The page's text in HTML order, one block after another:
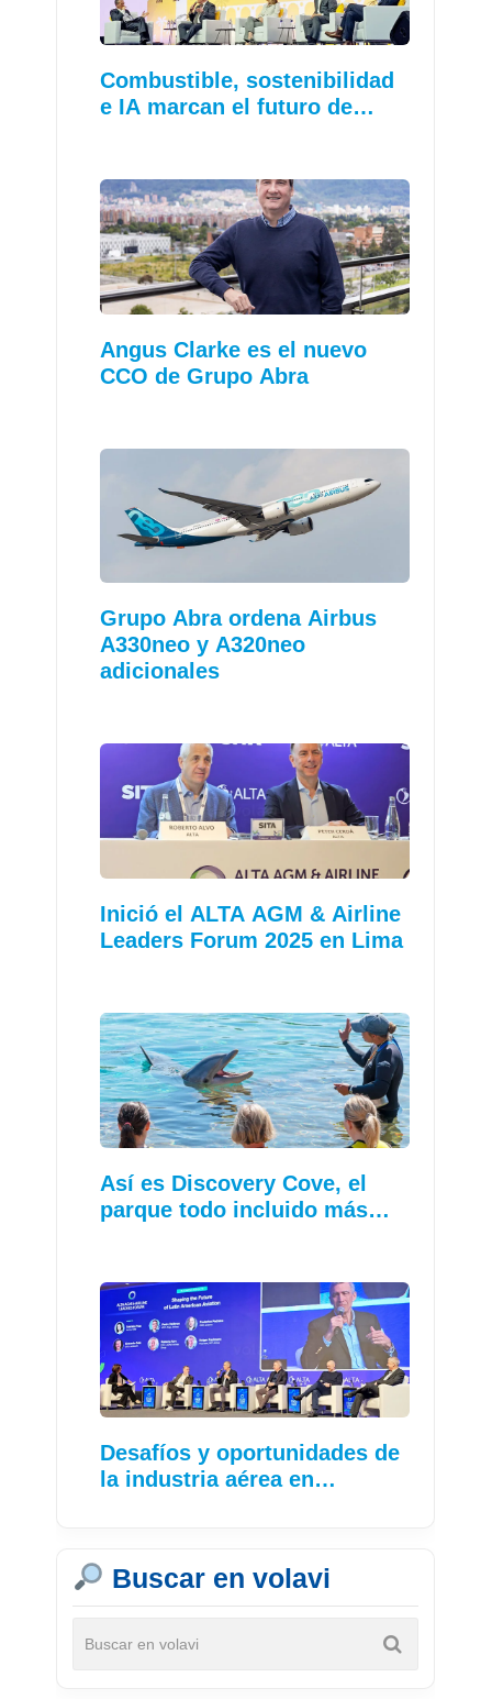
Combustible, sostenibilidad
e IA marcan el futuro de…
Angus Clarke es el nuevo
CCO de Grupo Abra
Grupo Abra ordena Airbus
A330neo y A320neo
adicionales
Inició el ALTA AGM & Airline
Leaders Forum 2025 en Lima
Así es Discovery Cove, el
parque todo incluido más…
Desafíos y oportunidades de
la industria aérea en…
Buscar en volavi